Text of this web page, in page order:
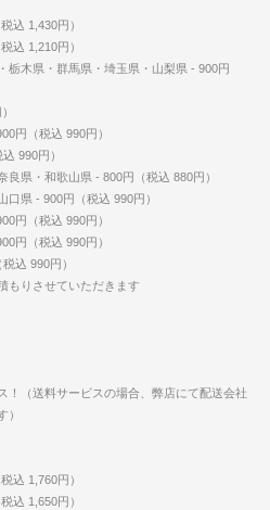
込 1,430円）
込 1,210円）
栃木県・群馬県・埼玉県・山梨県 - 900円
円（税込 990円）
990円）
県・和歌山県 - 800円（税込 880円）
県 - 900円（税込 990円）
円（税込 990円）
円（税込 990円）
込 990円）
もりさせていただきます
！（送料サービスの場合、弊店にて配送会社
）
込 1,760円）
込 1,650円）